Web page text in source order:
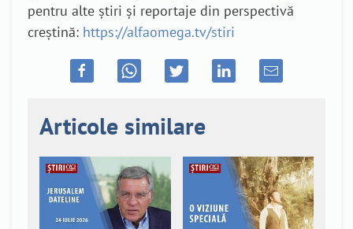
pentru alte știri și reportaje din perspectivă
creștină: https://alfaomega.tv/stiri
Articole similare